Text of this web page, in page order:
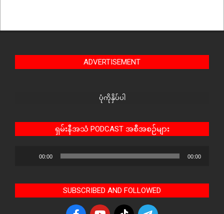
ADVERTISEMENT
ပုံကိုနှိပ်ပါ
ရှမ်းနီအသံ PODCAST အစီအစဉ်များ
00:00 00:00
SUBSCRIBED AND FOLLOWED